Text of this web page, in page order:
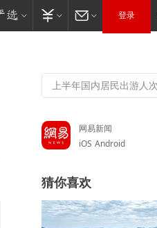
登录
网易新闻
iOS Android
猜你喜欢